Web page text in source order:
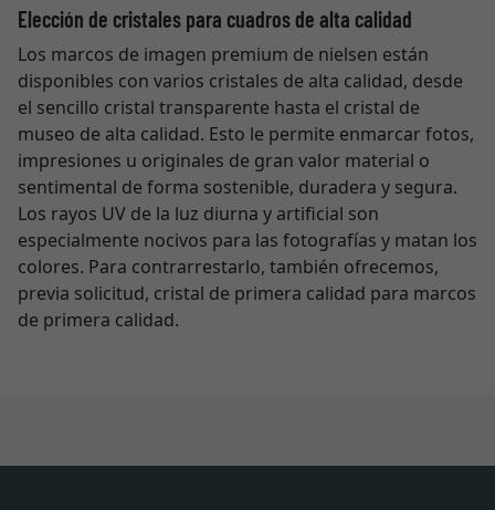
Elección de cristales para cuadros de alta calidad
Los marcos de imagen premium de nielsen están
disponibles con varios cristales de alta calidad, desde
el sencillo cristal transparente hasta el cristal de
museo de alta calidad. Esto le permite enmarcar fotos,
impresiones u originales de gran valor material o
sentimental de forma sostenible, duradera y segura.
Los rayos UV de la luz diurna y artificial son
especialmente nocivos para las fotografías y matan los
colores. Para contrarrestarlo, también ofrecemos,
previa solicitud, cristal de primera calidad para marcos
de primera calidad.